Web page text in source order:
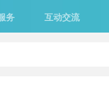
务 互动交流